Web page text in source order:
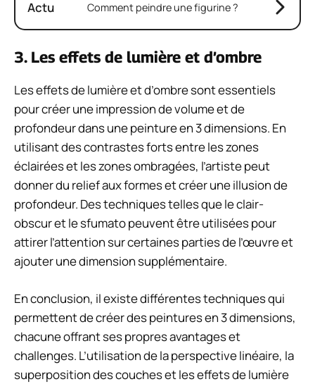
Actu Comment peindre une figurine ?
3. Les effets de lumière et d’ombre
Les effets de lumière et d’ombre sont essentiels
pour créer une impression de volume et de
profondeur dans une peinture en 3 dimensions. En
utilisant des contrastes forts entre les zones
éclairées et les zones ombragées, l’artiste peut
donner du relief aux formes et créer une illusion de
profondeur. Des techniques telles que le clair-
obscur et le sfumato peuvent être utilisées pour
attirer l’attention sur certaines parties de l’œuvre et
ajouter une dimension supplémentaire.
En conclusion, il existe différentes techniques qui
permettent de créer des peintures en 3 dimensions,
chacune offrant ses propres avantages et
challenges. L’utilisation de la perspective linéaire, la
superposition des couches et les effets de lumière